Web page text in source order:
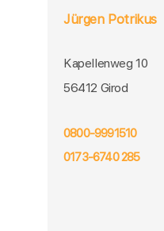
Jürgen Potrikus
Kapellenweg 10
56412 Girod
0800-9991510
0173-6740 285